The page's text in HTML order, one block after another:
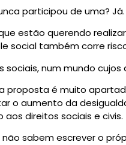
participou de uma?
estão querendo
social também corre
sociais, num mundo
proposta é muito
o aumento da
aos direitos sociais e civis.
não sabem escrever o